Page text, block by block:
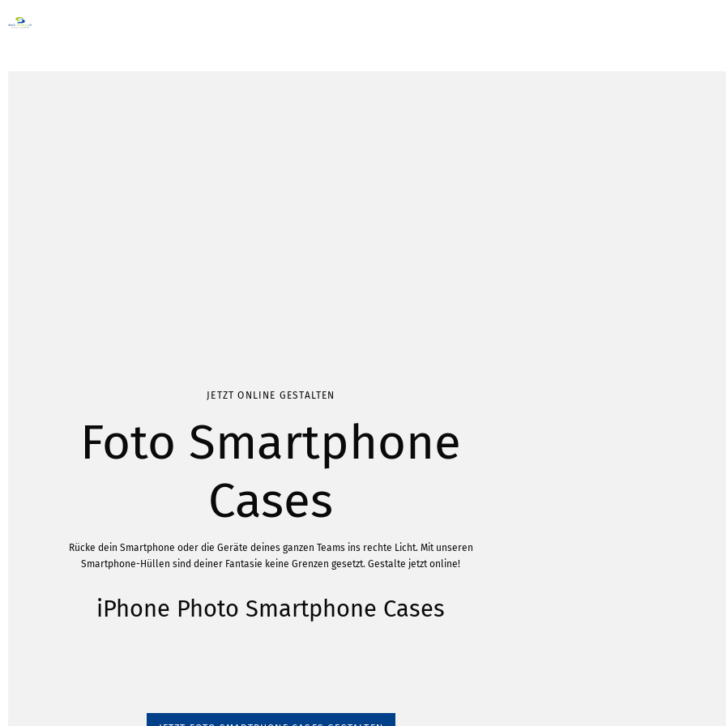
JETZT ONLINE GESTALTEN
Foto Smartphone
Cases
Rücke dein Smartphone oder die Geräte deines ganzen Teams ins rechte Licht. Mit unseren
Smartphone-Hüllen sind deiner Fantasie keine Grenzen gesetzt. Gestalte jetzt online!
iPhone Photo Smartphone Cases